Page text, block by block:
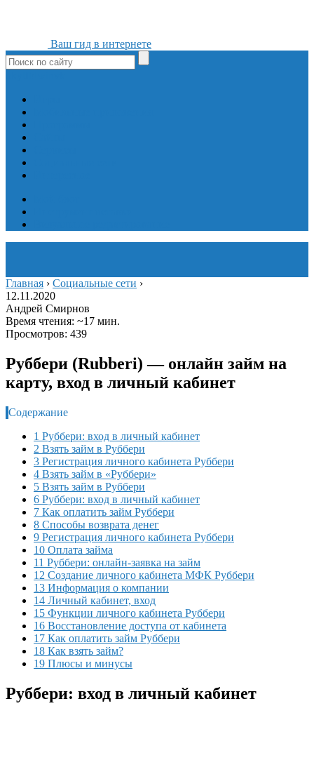
Ваш гид в интернете
Главная › Социальные сети ›
12.11.2020
Андрей Смирнов
Время чтения: ~17 мин.
Просмотров: 439
Руббери (Rubberi) — онлайн займ на
карту, вход в личный кабинет
Содержание
1 Руббери: вход в личный кабинет
2 Взять займ в Руббери
3 Регистрация личного кабинета Руббери
4 Взять займ в «Руббери»
5 Взять займ в Руббери
6 Руббери: вход в личный кабинет
7 Как оплатить займ Руббери
8 Способы возврата денег
9 Регистрация личного кабинета Руббери
10 Оплата займа
11 Руббери: онлайн-заявка на займ
12 Создание личного кабинета МФК Руббери
13 Информация о компании
14 Личный кабинет, вход
15 Функции личного кабинета Руббери
16 Восстановление доступа от кабинета
17 Как оплатить займ Руббери
18 Как взять займ?
19 Плюсы и минусы
Руббери: вход в личный кабинет